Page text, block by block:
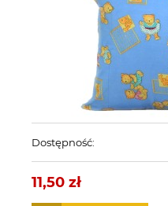
Dostępność:
11,50 zł